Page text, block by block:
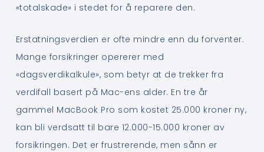
«totalskade» i stedet for å reparere den.
Erstatningsverdien er ofte mindre enn du forventer.
Mange forsikringer opererer med
«dagsverdikalkule», som betyr at de trekker fra
verdifall basert på Mac-ens alder. En tre år
gammel MacBook Pro som kostet 25.000 kroner ny,
kan bli verdsatt til bare 12.000-15.000 kroner av
forsikringen. Det er frustrerende, men sånn er